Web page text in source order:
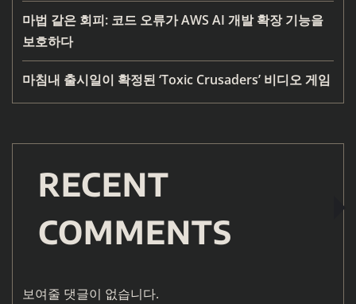
마법 같은 회피: 코드 오류가 AWS AI 개발 확장 기능을
보호하다
마침내 출시일이 확정된 ‘Toxic Crusaders’ 비디오 게임
RECENT
COMMENTS
보여줄 댓글이 없습니다.